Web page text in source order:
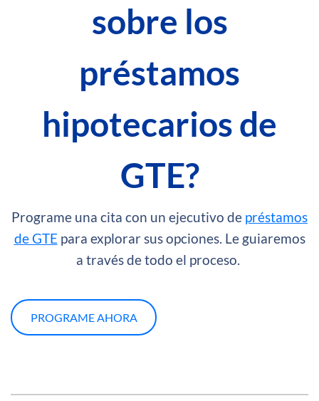
sobre los
préstamos
hipotecarios de
GTE?
Programe una cita con un ejecutivo de préstamos
de GTE para explorar sus opciones. Le guiaremos
a través de todo el proceso.
PROGRAME AHORA